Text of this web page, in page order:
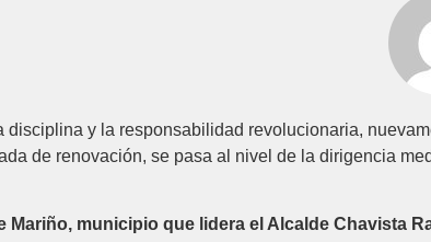
disciplina y la responsabilidad revolucionaria,
de renovación, se pasa al nivel de la dirigencia
Mariño, municipio que lidera el Alcalde Chavista